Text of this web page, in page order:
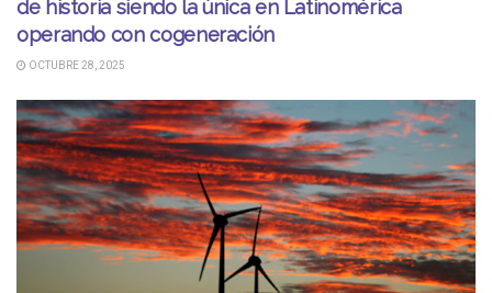
de historia siendo la única en Latinomérica
operando con cogeneración
OCTUBRE 28, 2025